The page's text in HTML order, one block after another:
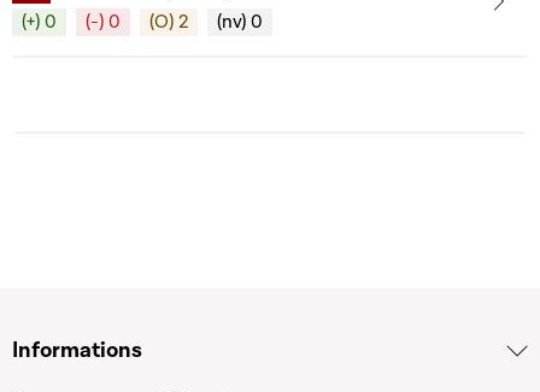
(+) 0 (-) 0 (O) 2 (nv) 0
Informations